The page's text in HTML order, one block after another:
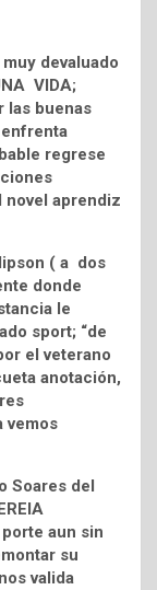
devaluado
VIDA;
las buenas
regrese
novel aprendiz
( a dos
donde
le
sport; “de
el veterano
anotación,
vemos
Soares del
aun sin
su
valida